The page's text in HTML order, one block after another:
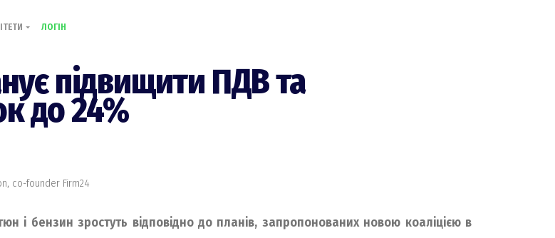
ЛОГІН
підвищити ПДВ та
до 24%
co-founder Firm24
і бензин зростуть відповідно до планів, запропонованих новою коаліцією в